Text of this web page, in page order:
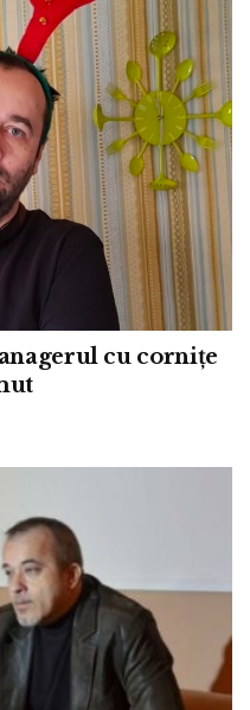
cu cornițe